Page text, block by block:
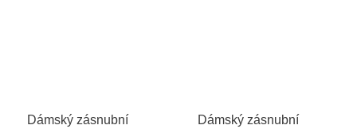
Dámský zásnubní
Dámský zásnubní